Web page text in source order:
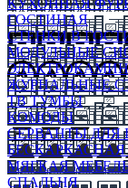
КУХОННАЯ
ГОСТИНАЯ
СТЕНКИ В
МОДУЛЬНЫЕ
ЖУРНАЛЬНЫЕ
ТВ ТУМБЫ
КОМОДЫ
СЕРВАНТЫ
БЕСКАРКАСНАЯ
МЯГКАЯ
СПАЛЬНЯ